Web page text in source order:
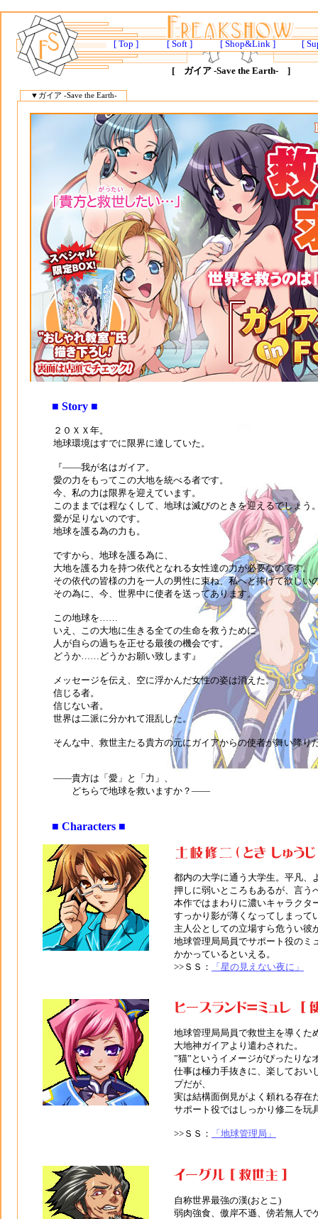
[ Top ] [ Soft ] [ Shop&Link ] [
[ ガイア -Save the Earth- ]
▼ガイア -Save the Earth-
■ Story ■
２０ＸＸ年。
地球環境はすでに限界に達していた。
『――我が名はガイア。
愛の力をもってこの大地を統べる者です。
今、私の力は限界を迎えています。
このままでは程なくして、地球は滅びのときを迎えるでしょう
愛が足りないのです。
地球を護る為の力も。
ですから、地球を護る為に、
大地を護る力を持つ依代となれる女性達の力が必要なのです。
その依代の皆様の力を一人の男性に束ね、私へと捧げて欲しい
その為に、今、世界中に使者を送ってあります。
この地球を……
いえ、この大地に生きる全ての生命を救うために
人が自らの過ちを正せる最後の機会です。
どうか……どうかお願い致します』
メッセージを伝え、空に浮かんだ女性の姿は消えた。
信じる者。
信じない者。
世界は二派に分かれて混乱した。
そんな中、救世主たる貴方の元にガイアからの使者が舞い降り
――貴方は「愛」と「力」、
どちらで地球を救いますか？――
■ Characters ■
都内の大学に通う大学生。平凡、
押しに弱いところもあるが、言う
本作ではまわりに濃いキャラクタ
すっかり影が薄くなってしまって
主人公としての立場すら危うい彼
地球管理局局員でサポート役のミ
かかっているといえる。
>>ＳＳ：
「星の見えない夜に」
地球管理局局員で救世主を導くた
大地神ガイアより遣わされた。
”猫”というイメージがぴったりな
仕事は極力手抜きに、楽しておい
プだが、
実は結構面倒見がよく頼れる存在
サポート役ではしっかり修二を玩
>>ＳＳ： 「地球管理局」
自称世界最強の漢(おとこ)
弱肉強食、傲岸不遜、傍若無人で